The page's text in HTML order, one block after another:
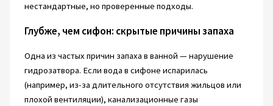
нестандартные, но проверенные подходы.
Глубже, чем сифон: скрытые причины запаха
Одна из частых причин запаха в ванной — нарушение
гидрозатвора. Если вода в сифоне испарилась
(например, из-за длительного отсутствия жильцов или
плохой вентиляции), канализационные газы